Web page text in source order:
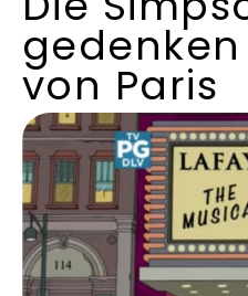
von Paris